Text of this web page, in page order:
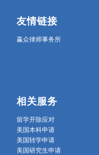
友情链接
赢众律师事务所
相关服务
留学开除应对
美国本科申请
美国转学申请
美国研究生申请